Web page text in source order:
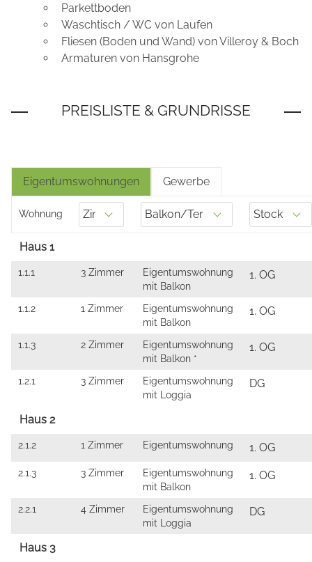
Parkettboden
Waschtisch / WC von Laufen
Fliesen (Boden und Wand) von Villeroy & Boch
Armaturen von Hansgrohe
Eigentumswohnungen Gewerbe
Wohnung
Haus 1
1.1.1 3 Zimmer
Eigentumswohnung
mit Balkon
1. OG
1.1.2 1 Zimmer
Eigentumswohnung
mit Balkon
1. OG
1.1.3 2 Zimmer
Eigentumswohnung
mit Balkon *
1. OG
1.2.1 3 Zimmer
Eigentumswohnung
mit Loggia
DG
Haus 2
2.1.2 1 Zimmer Eigentumswohnung 1. OG
2.1.3 3 Zimmer
Eigentumswohnung
mit Balkon
1. OG
2.2.1 4 Zimmer
Eigentumswohnung
mit Loggia
DG
Haus 3